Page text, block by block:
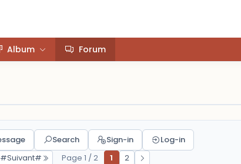
Album Forum
Search Sign-in
Log-in
#Suivant# Page 1 / 2 1 2